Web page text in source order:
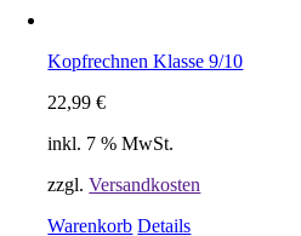
Kopfrechnen Klasse 9/10
22,99€
inkl. 7 % MwSt.
zzgl.Versandkosten
Warenkorb Details